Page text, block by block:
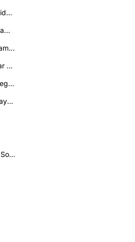
Cómo elegir una pirámide de orgonita:guía práctica y clara
Propiedades de las piramides de orgonita:como se usan
Donde colocar una piramide de orgonita:mejora tu ambiente y bienestar
Errores comunes al usar pirámides de orgonita y cómo evitarlos
El Compedio Gifting ¡Regala!
Abre una Cuenta Al Mayor/ Gifting
Preguntas Frecuentes Sobre Orgonita FAQ